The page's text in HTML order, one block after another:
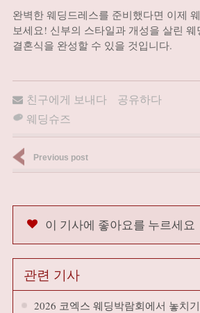
완벽한 웨딩드레스를 준비했다면 이제
보세요! 신부의 스타일과 개성을 살린
결혼식을 완성할 수 있을 것입니다.
친구에게 보내다
공유하다
웨딩슈즈
Previous post
이 기사에 좋아요를 누르세요
관련 기사
2026 코엑스 웨딩박람회에서 놓치